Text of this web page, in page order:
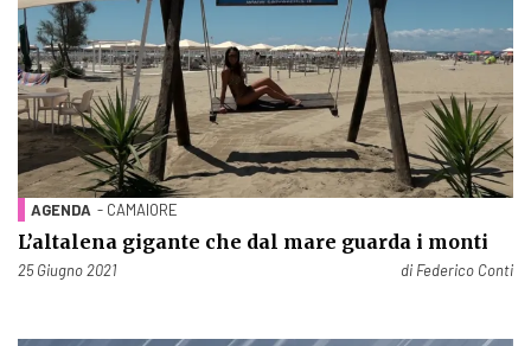
AGENDA - CAMAIORE
L’altalena gigante che dal mare guarda i monti
Pubblicato il
25 Giugno 2021 di Federico Conti